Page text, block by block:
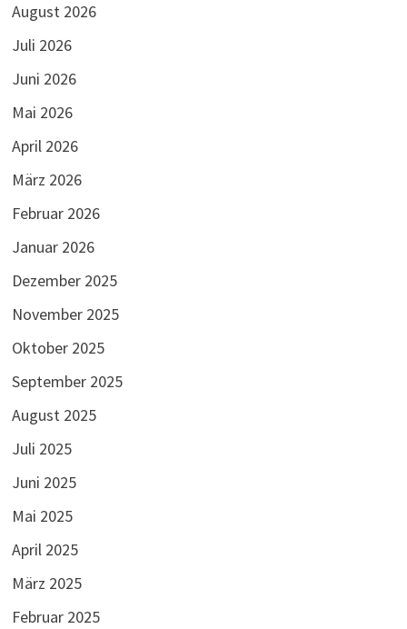
August 2026
Juli 2026
Juni 2026
Mai 2026
April 2026
März 2026
Februar 2026
Januar 2026
Dezember 2025
November 2025
Oktober 2025
September 2025
August 2025
Juli 2025
Juni 2025
Mai 2025
April 2025
März 2025
Februar 2025